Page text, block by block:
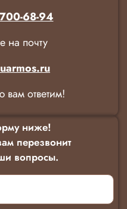
68-94
на почту
ответим!
ниже!
перезвонит
вопросы.